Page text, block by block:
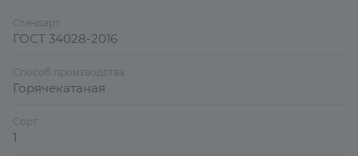
Стандарт
ГОСТ 34028-2016
Способ производства
Горячекатаная
Сорт
1